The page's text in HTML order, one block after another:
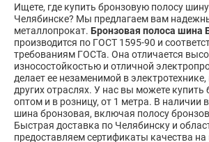
Ищете, где купить бронзовую полосу
Челябинске? Мы предлагаем вам
металлопрокат. Бронзовая полоса шина
производится по ГОСТ 1595-90 и
требованиям ГОСТа. Она отличается
износостойкостью и отличной
делает ее незаменимой в
других отраслях. У нас вы можете купить
оптом и в розницу, от 1 метра. В наличии
шина бронзовая, включая полосу
Быстрая доставка по Челябинску и
предоставляем сертификаты качества